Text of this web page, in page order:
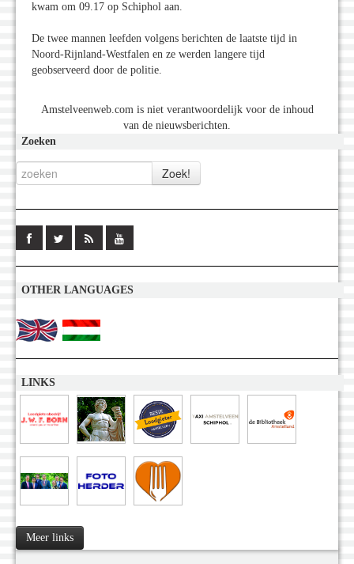
kwam om 09.17 op Schiphol aan.
De twee mannen leefden volgens berichten de laatste tijd in
Noord-Rijnland-Westfalen en ze werden langere tijd
geobserveerd door de politie.
Amstelveenweb.com is niet verantwoordelijk voor de inhoud
van de nieuwsberichten.
Zoeken
OTHER LANGUAGES
LINKS
Meer links